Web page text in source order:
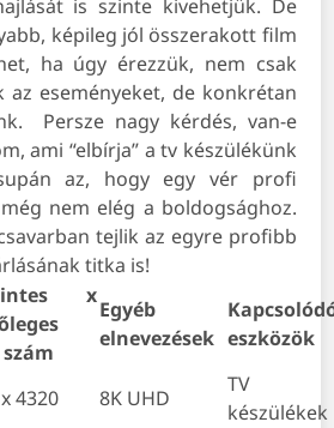
is szinte kivehetjük. De
képileg jól összerakott film
ha úgy érezzük, nem csak
az eseményeket, de konkrétan
Persze nagy kérdés, van-e
ami “elbírja” a tv készülékünk
az, hogy egy vér profi
nem elég a boldogsághoz.
tejlik az egyre profibb
titka is!
x
Egyéb
elnevezések eszközök
4320 8K UHD
TV
készülékek